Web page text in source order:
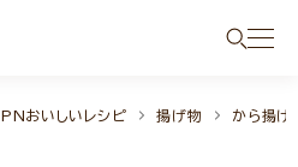
おいしいレシピ 揚げ物 から揚げ